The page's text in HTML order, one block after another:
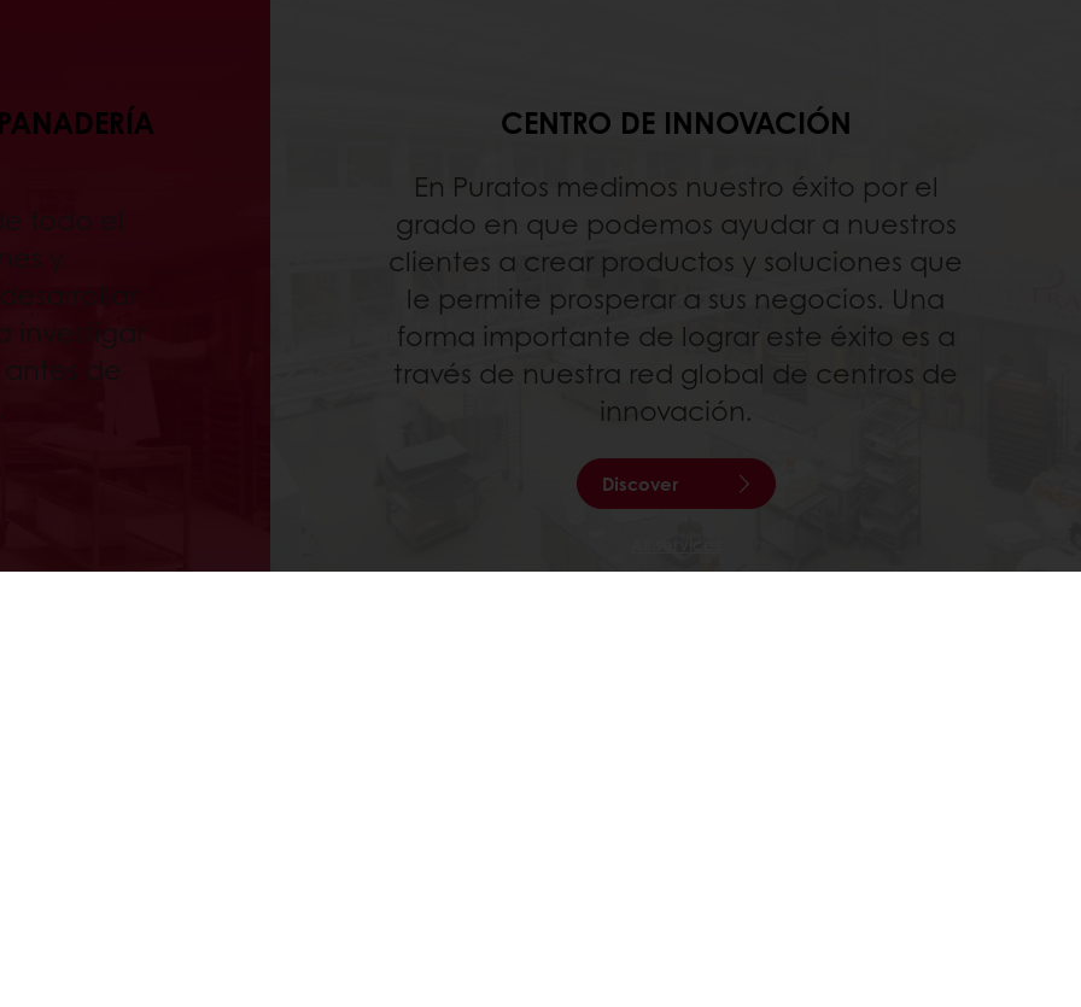
todo el
y
investigar
de
CENTRO DE INNOVACIÓN
En Puratos medimos nuestro éxito por el
grado en que podemos ayudar a nuestros
clientes a crear productos y soluciones que
le permite prosperar a sus negocios. Una
forma importante de lograr este éxito es a
través de nuestra red global de centros de
innovación.
Discover